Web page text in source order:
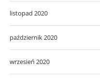
listopad 2020
październik 2020
wrzesień 2020